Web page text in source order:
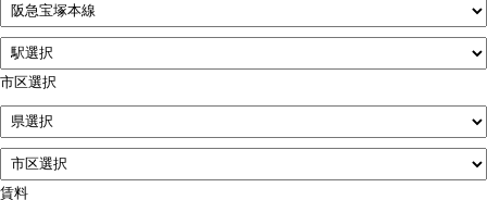
市区選択
賃料